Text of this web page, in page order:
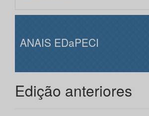
ANAIS EDaPECI
Edição anteriores